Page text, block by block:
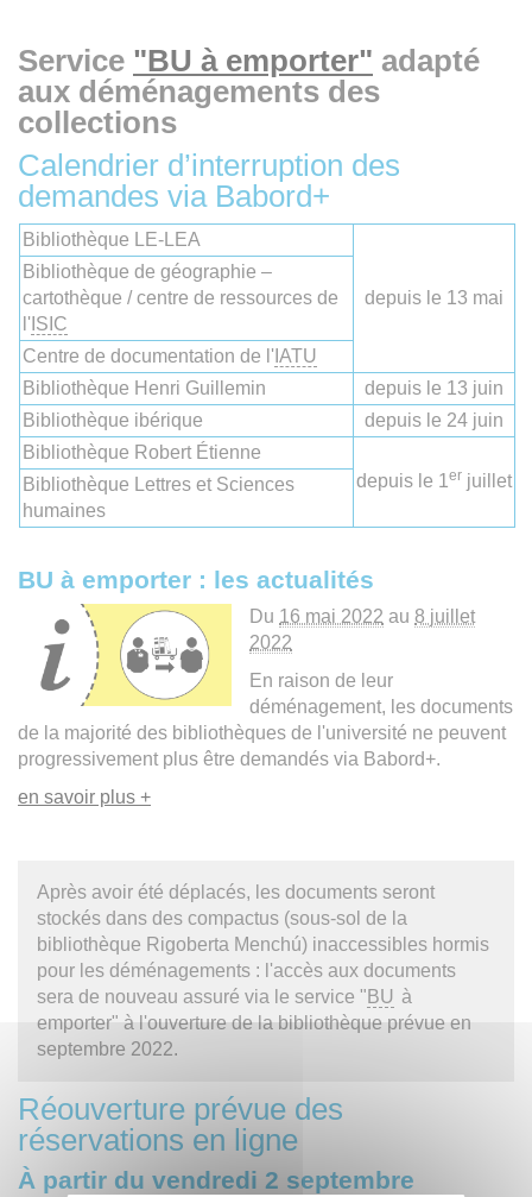
Service "BU à emporter" adapté
aux déménagements des
collections
Calendrier d’interruption des
demandes via Babord+
Bibliothèque LE-LEA
depuis le 13 mai
Bibliothèque de géographie –
cartothèque / centre de ressources de
l' ISIC
Centre de documentation de l' IATU
Bibliothèque Henri Guillemin
depuis le 13 juin
Bibliothèque ibérique
depuis le 24 juin
Bibliothèque Robert Étienne
depuis le 1 er juillet
Bibliothèque Lettres et Sciences
humaines
BU à emporter : les actualités
Du 16 mai 2022 au 8 juillet
2022
En raison de leur
déménagement, les documents
de la majorité des bibliothèques de l'université ne peuvent
progressivement plus être demandés via Babord+.
en savoir plus +
Après avoir été déplacés, les documents seront
stockés dans des compactus (sous-sol de la
bibliothèque Rigoberta Menchú) inaccessibles hormis
pour les déménagements : l'accès aux documents
sera de nouveau assuré via le service " BU à
emporter" à l'ouverture de la bibliothèque prévue en
septembre 2022.
Réouverture prévue des
réservations en ligne
À partir du vendredi 2 septembre